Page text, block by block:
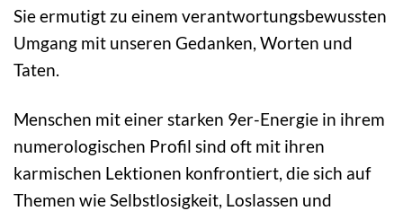
Sie ermutigt zu einem verantwortungsbewussten
Umgang mit unseren Gedanken, Worten und
Taten.
Menschen mit einer starken 9er-Energie in ihrem
numerologischen Profil sind oft mit ihren
karmischen Lektionen konfrontiert, die sich auf
Themen wie Selbstlosigkeit, Loslassen und